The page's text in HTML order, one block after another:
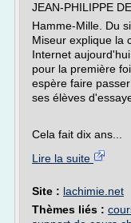
JEAN-PHILIPPE
Hamme-Mille. Du
Miseur explique la
Internet
pour la première
espère faire
ses élèves
Cela fait dix ans...
Lire la suite
Site : lachimie.net
Thèmes liés :